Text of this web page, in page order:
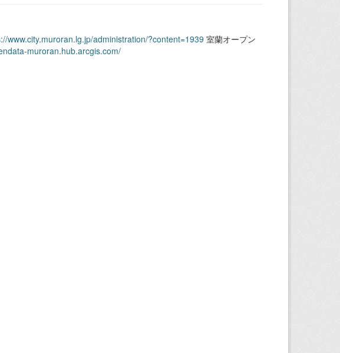
www.city.muroran.lg.jp/administration/?content=1939 室蘭オープン
muroran.hub.arcgis.com/